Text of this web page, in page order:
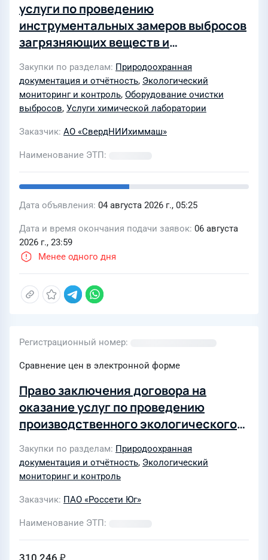
услуги по проведению
инструментальных замеров выбросов
загрязняющих веществ и
установок (ГОУ), лабораторных
измерений проверки показателей
работы ГОУ, проведению контроля за
соблюдением нормативов предельно
инструментальным методом
Закупки по разделам Природоохранная
документация и отчётность, Экологический
мониторинг и контроль, Оборудование очистки
выбросов, Услуги химической лаборатории
Заказчик АО «СвердНИИхиммаш»
Наименование ЭТП
Дата объявления 04 августа 2026 г., 05:25
Дата и время окончания подачи заявок 06 августа
2026 г., 23:59
Менее одного дня
Регистрационный номер
Сравнение цен в электронной форме
Право заключения договора на
оказание услуг по проведению
производственного экологического
негативное воздействие на
окружающую среду предприятия
филиала ПАО «Россети Юг» -
«Кубаньэнерго»
Закупки по разделам Природоохранная
документация и отчётность, Экологический
мониторинг и контроль
Заказчик ПАО «Россети Юг»
Наименование ЭТП